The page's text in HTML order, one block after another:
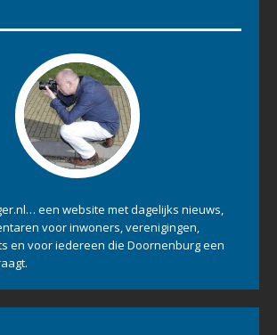
een website met dagelijks nieuws,
voor inwoners, verenigingen,
en voor iedereen die Doornenburg een